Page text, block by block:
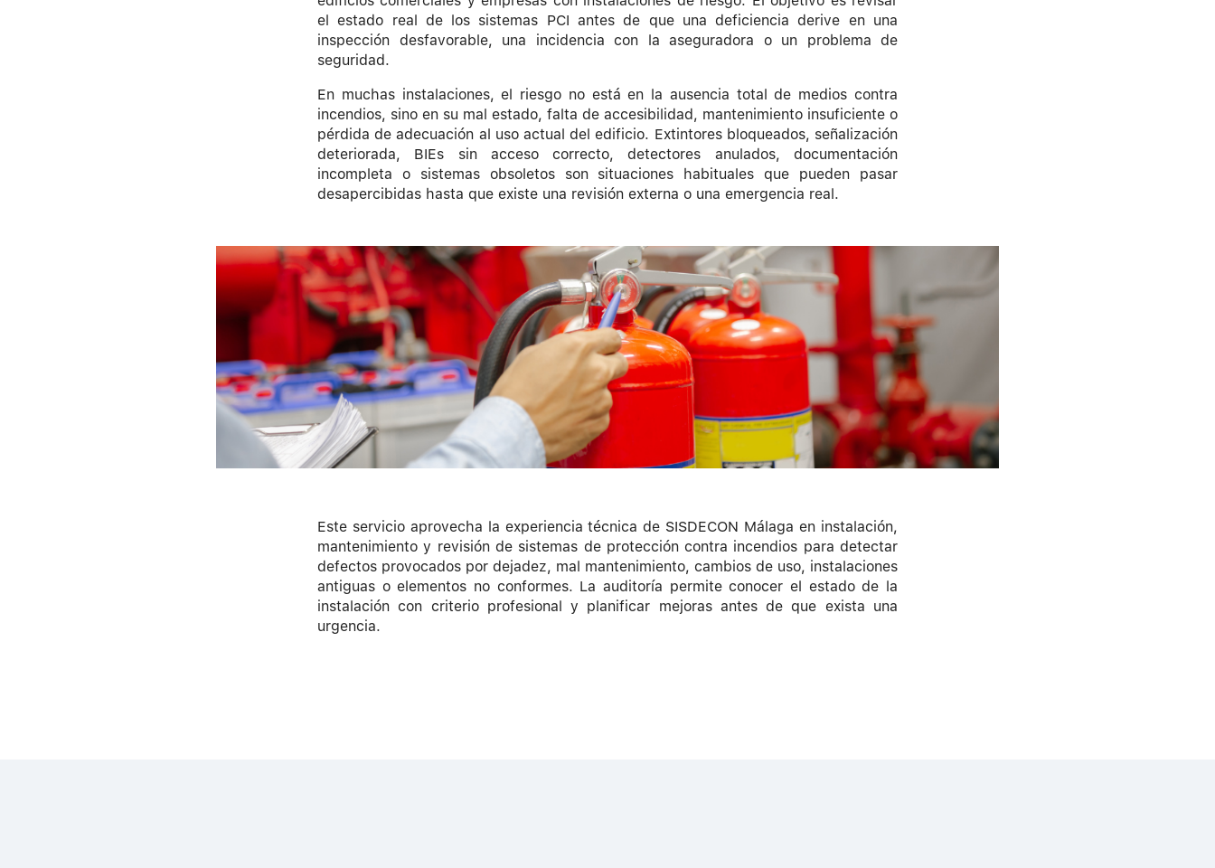
el estado real de los sistemas PCI antes de que una deficiencia derive en una
inspección desfavorable, una incidencia con la aseguradora o un problema de
seguridad.
En muchas instalaciones, el riesgo no está en la ausencia total de medios contra
incendios, sino en su mal estado, falta de accesibilidad, mantenimiento insuficiente o
pérdida de adecuación al uso actual del edificio. Extintores bloqueados, señalización
deteriorada, BIEs sin acceso correcto, detectores anulados, documentación
incompleta o sistemas obsoletos son situaciones habituales que pueden pasar
desapercibidas hasta que existe una revisión externa o una emergencia real.
Este servicio aprovecha la experiencia técnica de SISDECON Málaga en instalación,
mantenimiento y revisión de sistemas de protección contra incendios para detectar
defectos provocados por dejadez, mal mantenimiento, cambios de uso, instalaciones
antiguas o elementos no conformes. La auditoría permite conocer el estado de la
instalación con criterio profesional y planificar mejoras antes de que exista una
urgencia.